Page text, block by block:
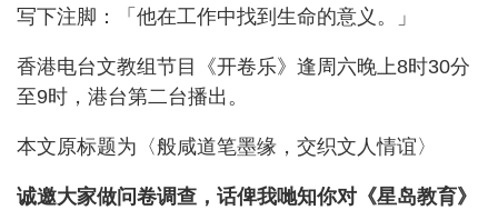
写下注脚：「他在工作中找到生命的意义。」
香港电台文教组节目《开卷乐》逢周六晚上8时30分
至9时，港台第二台播出。
本文原标题为〈般咸道笔墨缘，交织文人情谊〉
诚邀大家做问卷调查，话俾我哋知你对《星岛教育》